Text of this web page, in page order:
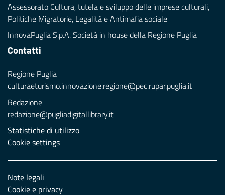
Assessorato Cultura, tutela e sviluppo delle imprese culturali,
Politiche Migratorie, Legalità e Antimafia sociale
InnovaPuglia S.p.A. Società in house della Regione Puglia
Contatti
Regione Puglia
culturaeturismo.innovazione.regione@pec.rupar.puglia.it
Redazione
redazione@pugliadigitallibrary.it
Statistiche di utilizzo
Cookie settings
Note legali
Cookie e privacy